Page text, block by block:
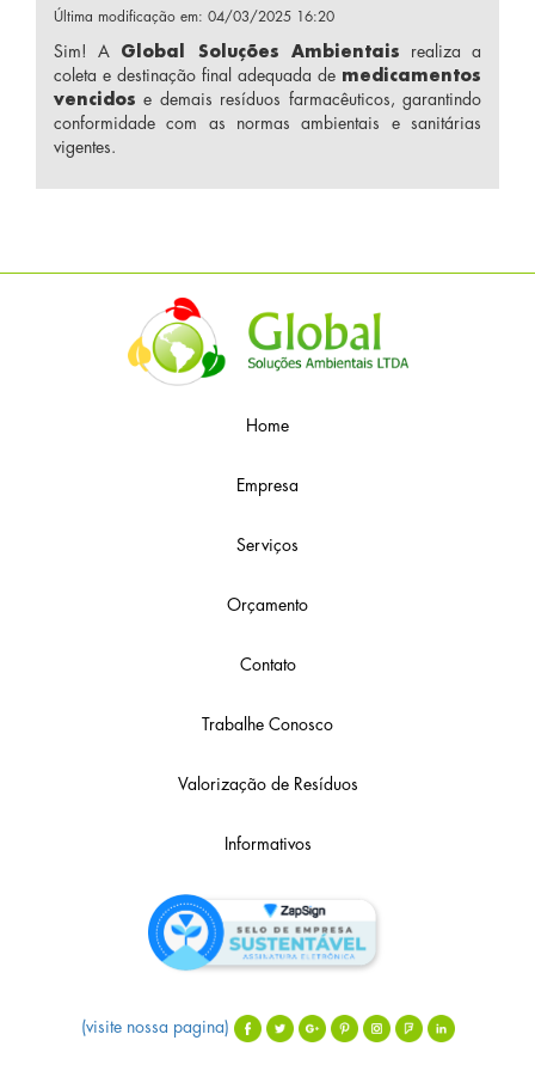
Última modificação em: 04/03/2025 16:20
Sim! A Global Soluções Ambientais realiza a
coleta e destinação final adequada de medicamentos
vencidos e demais resíduos farmacêuticos, garantindo
conformidade com as normas ambientais e sanitárias
vigentes.
Home
Empresa
Serviços
Orçamento
Contato
Trabalhe Conosco
Valorização de Resíduos
Informativos
(visite nossa pagina)